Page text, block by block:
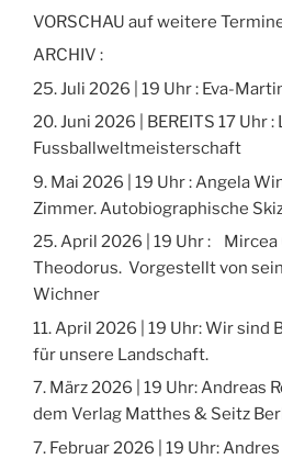
VORSCHAU auf weitere
ARCHIV :
25. Juli 2026 | 19 Uhr : Eva-
20. Juni 2026 | BEREITS 17 Uhr
Fussballweltmeisterschaft
9. Mai 2026 | 19 Uhr : Angela
Zimmer. Autobiographische
25. April 2026 | 19 Uhr : Mircea
Theodorus. Vorgestellt von
Wichner
11. April 2026 | 19 Uhr: Wir sind
für unsere Landschaft.
7. März 2026 | 19 Uhr: Andreas
dem Verlag Matthes & Seitz
7. Februar 2026 | 19 Uhr: